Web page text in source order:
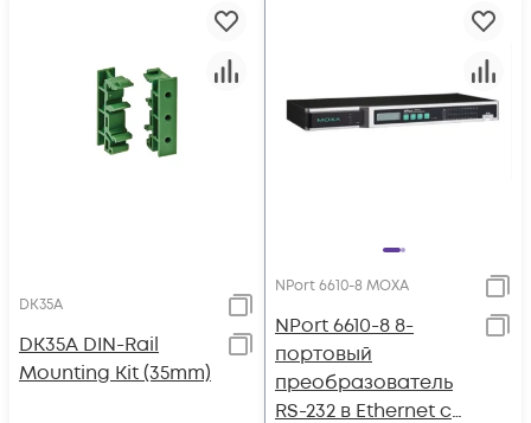
DK35A
DK35A DIN-Rail
Mounting Kit (35mm)
NPort 6610-8 MOXA
NPort 6610-8 8-
портовый
преобразователь
RS-232 в Ethernet с